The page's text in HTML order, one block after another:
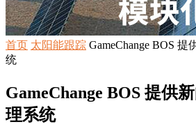
首页 太阳能跟踪 GameChange BOS
统
GameChange BOS 提供
理系统